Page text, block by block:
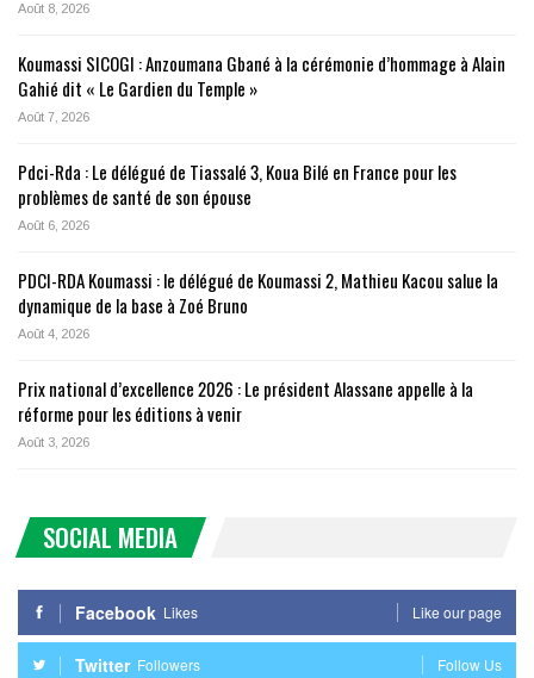
Août 8, 2026
Koumassi SICOGI : Anzoumana Gbané à la cérémonie d’hommage à Alain
Gahié dit « Le Gardien du Temple »
Août 7, 2026
Pdci-Rda : Le délégué de Tiassalé 3, Koua Bilé en France pour les
problèmes de santé de son épouse
Août 6, 2026
PDCI-RDA Koumassi : le délégué de Koumassi 2, Mathieu Kacou salue la
dynamique de la base à Zoé Bruno
Août 4, 2026
Prix national d’excellence 2026 : Le président Alassane appelle à la
réforme pour les éditions à venir
Août 3, 2026
SOCIAL MEDIA
Facebook Likes Like our page
Twitter Followers Follow Us